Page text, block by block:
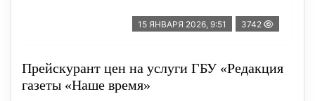
15 ЯНВАРЯ 2026, 9:51 3742
Прейскурант цен на услуги ГБУ «Редакция
газеты «Наше время»